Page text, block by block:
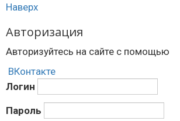
Наверх
Авторизация
Авторизуйтесь на сайте с помощью
ВКонтакте
Логин
Пароль